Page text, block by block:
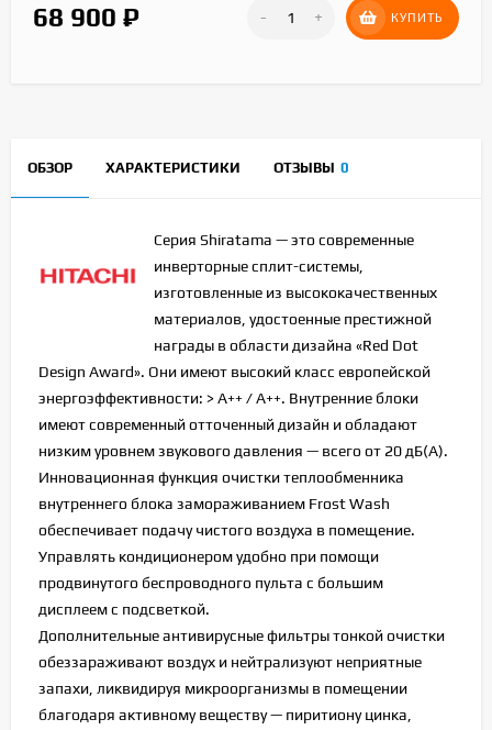
68 900 ₽ - + КУПИТЬ
ОБЗОР ХАРАКТЕРИСТИКИ ОТЗЫВЫ 0
Серия Shiratama — это современные
инверторные сплит-системы,
изготовленные из высококачественных
материалов, удостоенные престижной
награды в области дизайна «Red Dot
Design Award». Они имеют высокий класс европейской
энергоэффективности: > А++ / A++. Внутренние блоки
имеют современный отточенный дизайн и обладают
низким уровнем звукового давления — всего от 20 дБ(А).
Инновационная функция очистки теплообменника
внутреннего блока замораживанием Frost Wash
обеспечивает подачу чистого воздуха в помещение.
Управлять кондиционером удобно при помощи
продвинутого беспроводного пульта с большим
дисплеем с подсветкой.
Дополнительные антивирусные фильтры тонкой очистки
обеззараживают воздух и нейтрализуют неприятные
запахи, ликвидируя микроорганизмы в помещении
благодаря активному веществу — пиритиону цинка,